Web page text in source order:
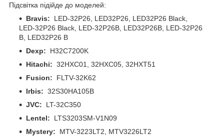
Підсвітка підійде до моделей:
Bravis: LED-32P26, LED32P26, LED32P26 Black,
LED-32P26 Black, LED-32P26B, LED32P26B, LED-32P26
B, LED32P26 B
Dexp: H32C7200K
Hitachi: 32HXC01, 32HXC05, 32HXT51
Fusion: FLTV-32K62
Irbis: 32S30HA105B
JVC: LT-32C350
Lentel: LTS3203SM-V1N09
Mystery: MTV-3223LT2, MTV3226LT2